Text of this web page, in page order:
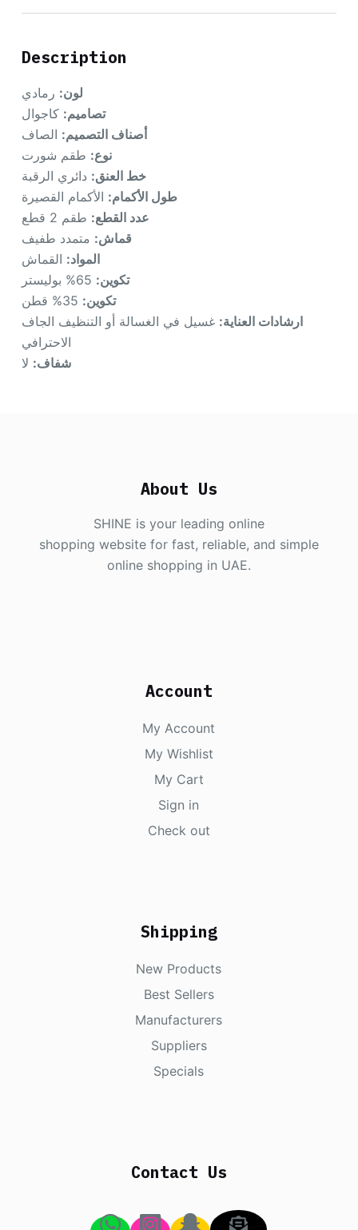
Description
لون: رمادي
تصاميم: كاجوال
أصناف التصميم: الصاف
نوع: طقم شورت
خط العنق: دائري الرقبة
طول الأكمام: الأكمام القصيرة
عدد القطع: طقم 2 قطع
قماش: متمدد طفيف
المواد: القماش
تكوين:
تكوين:
ارشادات العناية: غسيل في الغسالة أو التنظيف الجاف
الاحترافي
شفاف: لا
About Us
SHINE is your leading online
shopping website for fast, reliable, and simple
online shopping in UAE.
Account
My Account
My Wishlist
My Cart
Sign in
Check out
Shipping
New Products
Best Sellers
Manufacturers
Suppliers
Specials
Contact Us